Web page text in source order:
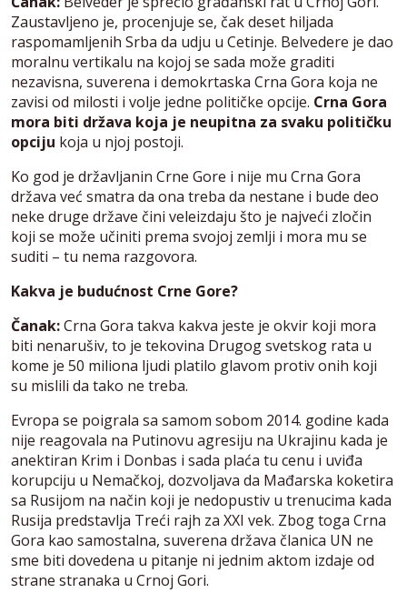
Zaustavljeno je, procenjuje se, čak deset hiljada
raspomamljenih Srba da udju u Cetinje. Belvedere je dao
moralnu vertikalu na kojoj se sada može graditi
nezavisna, suverena i demokrtaska Crna Gora koja ne
zavisi od milosti i volje jedne političke opcije. Crna Gora
mora biti država koja je neupitna za svaku političku
opciju koja u njoj postoji.
Ko god je državljanin Crne Gore i nije mu Crna Gora
država već smatra da ona treba da nestane i bude deo
neke druge države čini veleizdaju što je najveći zločin
koji se može učiniti prema svojoj zemlji i mora mu se
suditi – tu nema razgovora.
Kakva je budućnost Crne Gore?
Čanak:Crna Gora takva kakva jeste je okvir koji mora
biti nenarušiv, to je tekovina Drugog svetskog rata u
kome je 50 miliona ljudi platilo glavom protiv onih koji
su mislili da tako ne treba.
Evropa se poigrala sa samom sobom 2014. godine kada
nije reagovala na Putinovu agresiju na Ukrajinu kada je
anektiran Krim i Donbas i sada plaća tu cenu i uviđa
korupciju u Nemačkoj, dozvoljava da Mađarska koketira
sa Rusijom na način koji je nedopustiv u trenucima kada
Rusija predstavlja Treći rajh za XXI vek. Zbog toga Crna
Gora kao samostalna, suverena država članica UN ne
sme biti dovedena u pitanje ni jednim aktom izdaje od
strane stranaka u Crnoj Gori.